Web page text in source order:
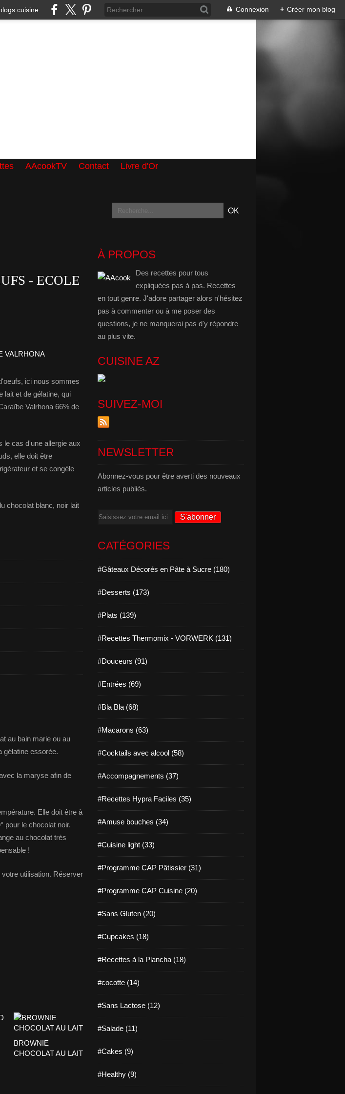
cuisine Connexion + Créer mon blog
AAcookTV Contact
Livre d'Or
- ECOLE
ici nous sommes
lait et de gélatine, qui
Valrhona 66% de
le cas d'une allergie aux
elle doit être
et se congèle
chocolat blanc, noir lait
au bain marie ou au
gélatine essorée.
la maryse afin de
Elle doit être à
pour le chocolat noir.
au chocolat très
!
utilisation. Réserver
BROWNIE
CHOCOLAT AU LAIT
À PROPOS
Des recettes pour tous
expliquées pas à pas. Recettes
en tout genre. J'adore partager alors n'hésitez
pas à commenter ou à me poser des
questions, je ne manquerai pas d'y répondre
au plus vite.
CUISINE AZ
SUIVEZ-MOI
NEWSLETTER
Abonnez-vous pour être averti des nouveaux
articles publiés.
Email
CATÉGORIES
#Gâteaux Décorés en Pâte à Sucre (180)
#Desserts (173)
#Plats (139)
#Recettes Thermomix - VORWERK (131)
#Douceurs (91)
#Entrées (69)
#Bla Bla (68)
#Macarons (63)
#Cocktails avec alcool (58)
#Accompagnements (37)
#Recettes Hypra Faciles (35)
#Amuse bouches (34)
#Cuisine light (33)
#Programme CAP Pâtissier (31)
#Programme CAP Cuisine (20)
#Sans Gluten (20)
#Cupcakes (18)
#Recettes à la Plancha (18)
#cocotte (14)
#Sans Lactose (12)
#Salade (11)
#Cakes (9)
#Healthy (9)